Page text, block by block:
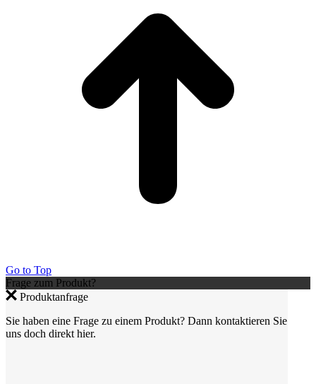
Go to Top
Frage zum Produkt?
Produktanfrage
Sie haben eine Frage zu einem Produkt? Dann kontaktieren Sie
uns doch direkt hier.